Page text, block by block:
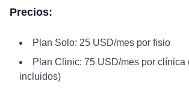
Precios:
Plan Solo: 25 USD/mes por fisio
Plan Clinic: 75 USD/mes por clínica
incluidos)